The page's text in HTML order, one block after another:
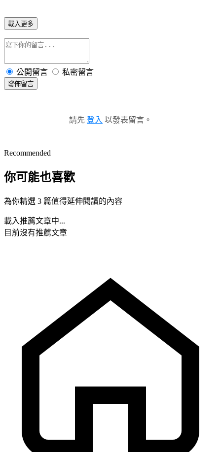
載入更多
公開留言 私密留言
發佈留言
請先 登入 以發表留言。
Recommended
你可能也喜歡
為你精選 3 篇值得延伸閱讀的內容
載入推薦文章中...
目前沒有推薦文章